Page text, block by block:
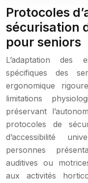
Protocoles
sécurisation
pour seniors
L’adaptation des
spécifiques des
ergonomique
limitations
préservant
protocoles de
d’accessibilité
personnes
auditives ou
aux activités